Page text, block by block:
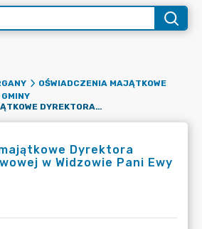
OŚWIADCZENIA MAJĄTKOWE
OŚWIADCZENIE MAJĄTKOWE DYREKTORA SZKOŁY PODSTAWOWEJ W WIDZOWIE PANI EWY KOSIŃSKIEJ
Dyrektora
w Widzowie Pani Ewy